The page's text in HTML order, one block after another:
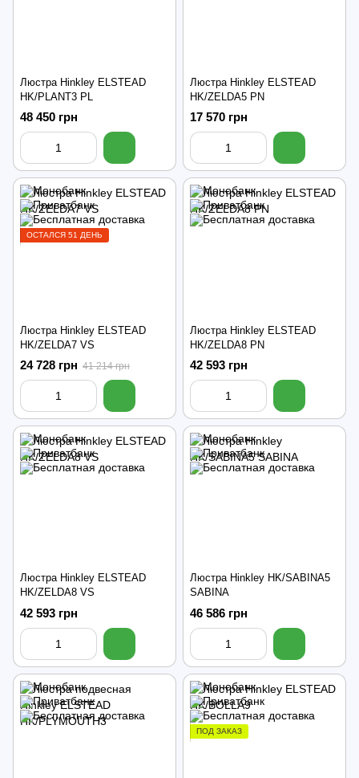
Люстра Hinkley ELSTEAD
HK/PLANT3 PL
48 450 грн
Люстра Hinkley ELSTEAD
HK/ZELDA5 PN
17 570 грн
ОСТАЛСЯ 51 ДЕНЬ
Люстра Hinkley ELSTEAD
HK/ZELDA7 VS
24 728 грн 41 214 грн
Люстра Hinkley ELSTEAD
HK/ZELDA8 PN
42 593 грн
Люстра Hinkley ELSTEAD
HK/ZELDA8 VS
42 593 грн
Люстра Hinkley HK/SABINA5
SABINA
46 586 грн
ПОД ЗАКАЗ